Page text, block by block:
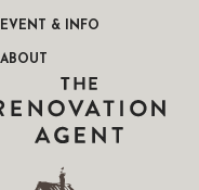
RENOVATION AGENT
EVENT & INFO
ABOUT